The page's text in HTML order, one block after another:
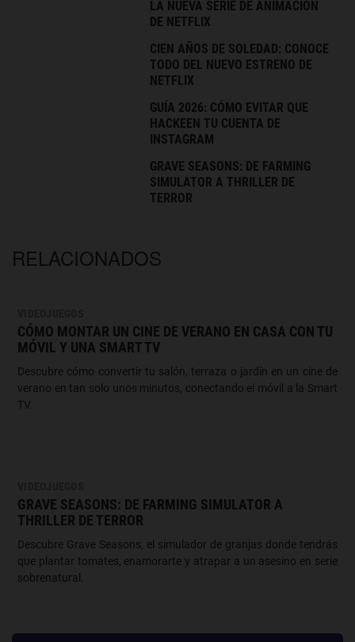
LA NUEVA SERIE DE ANIMACIÓN
DE NETFLIX
CIEN AÑOS DE SOLEDAD: CONOCE
TODO DEL NUEVO ESTRENO DE
NETFLIX
GUÍA 2026: CÓMO EVITAR QUE
HACKEEN TU CUENTA DE
INSTAGRAM
GRAVE SEASONS: DE FARMING
SIMULATOR A THRILLER DE
TERROR
RELACIONADOS
CÓMO MONTAR UN CINE DE VERANO EN CASA CON TU
MÓVIL Y UNA SMART TV
Descubre cómo convertir tu salón, terraza o jardín en un cine de
verano en tan solo unos minutos, conectando el móvil a la Smart
TV.
GRAVE SEASONS: DE FARMING SIMULATOR A
THRILLER DE TERROR
Descubre Grave Seasons, el simulador de granjas donde tendrás
que plantar tomates, enamorarte y atrapar a un asesino en serie
sobrenatural.